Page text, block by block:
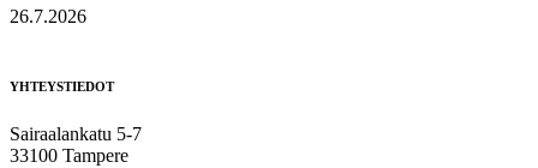
26.7.2026
YHTEYSTIEDOT
Sairaalankatu 5-7
33100 Tampere